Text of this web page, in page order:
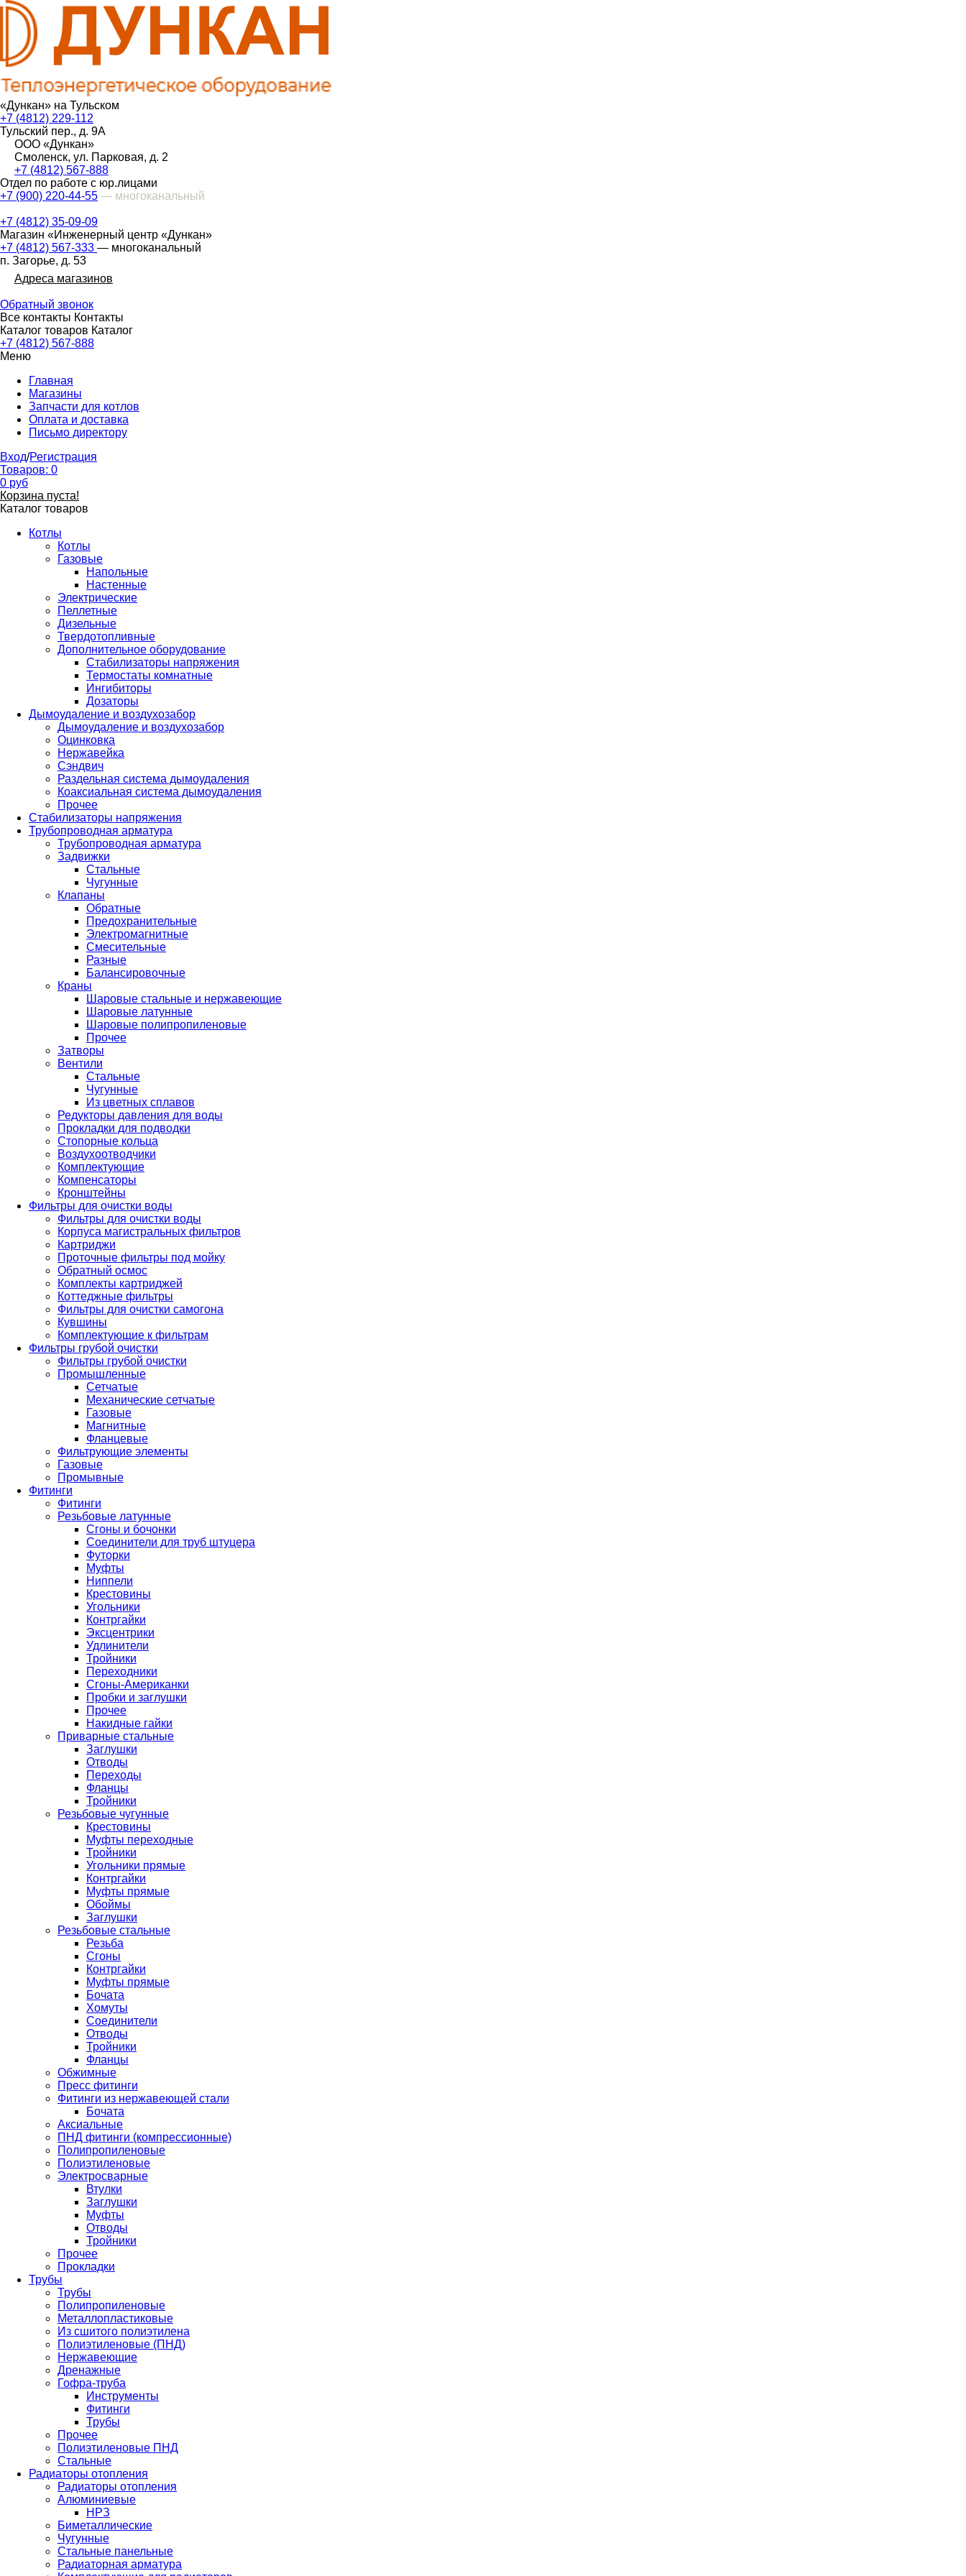
«Дункан» на Тульском
+7 (4812) 229-112
Тульский пер., д. 9А
ООО «Дункан»
Смоленск, ул. Парковая, д. 2
+7 (4812) 567-888
Отдел по работе с юр.лицами
+7 (900) 220-44-55 — многоканальный
+7 (4812) 35-09-09
Магазин «Инженерный центр «Дункан»
+7 (4812) 567-333 — многоканальный
п. Загорье, д. 53
Адреса магазинов
Обратный звонок
Все контакты Контакты
Каталог товаров Каталог
+7 (4812) 567-888
Меню
Главная
Магазины
Запчасти для котлов
Оплата и доставка
Письмо директору
Вход/Регистрация
Товаров: 0
0 руб
Корзина пуста!
Каталог товаров
Котлы
Котлы
Газовые
Напольные
Настенные
Электрические
Пеллетные
Дизельные
Твердотопливные
Дополнительное оборудование
Стабилизаторы напряжения
Термостаты комнатные
Ингибиторы
Дозаторы
Дымоудаление и воздухозабор
Дымоудаление и воздухозабор
Оцинковка
Нержавейка
Сэндвич
Раздельная система дымоудаления
Коаксиальная система дымоудаления
Прочее
Стабилизаторы напряжения
Трубопроводная арматура
Трубопроводная арматура
Задвижки
Стальные
Чугунные
Клапаны
Обратные
Предохранительные
Электромагнитные
Смесительные
Разные
Балансировочные
Краны
Шаровые стальные и нержавеющие
Шаровые латунные
Шаровые полипропиленовые
Прочее
Затворы
Вентили
Стальные
Чугунные
Из цветных сплавов
Редукторы давления для воды
Прокладки для подводки
Стопорные кольца
Воздухоотводчики
Комплектующие
Компенсаторы
Кронштейны
Фильтры для очистки воды
Фильтры для очистки воды
Корпуса магистральных фильтров
Картриджи
Проточные фильтры под мойку
Обратный осмос
Комплекты картриджей
Коттеджные фильтры
Фильтры для очистки самогона
Кувшины
Комплектующие к фильтрам
Фильтры грубой очистки
Фильтры грубой очистки
Промышленные
Сетчатые
Механические сетчатые
Газовые
Магнитные
Фланцевые
Фильтрующие элементы
Газовые
Промывные
Фитинги
Фитинги
Резьбовые латунные
Сгоны и бочонки
Соединители для труб штуцера
Футорки
Муфты
Ниппели
Крестовины
Угольники
Контргайки
Эксцентрики
Удлинители
Тройники
Переходники
Сгоны-Американки
Пробки и заглушки
Прочее
Накидные гайки
Приварные стальные
Заглушки
Отводы
Переходы
Фланцы
Тройники
Резьбовые чугунные
Крестовины
Муфты переходные
Тройники
Угольники прямые
Контргайки
Муфты прямые
Обоймы
Заглушки
Резьбовые стальные
Резьба
Сгоны
Контргайки
Муфты прямые
Бочата
Хомуты
Соединители
Отводы
Тройники
Фланцы
Обжимные
Пресс фитинги
Фитинги из нержавеющей стали
Бочата
Аксиальные
ПНД фитинги (компрессионные)
Полипропиленовые
Полиэтиленовые
Электросварные
Втулки
Заглушки
Муфты
Отводы
Тройники
Прочее
Прокладки
Трубы
Трубы
Полипропиленовые
Металлопластиковые
Из сшитого полиэтилена
Полиэтиленовые (ПНД)
Нержавеющие
Дренажные
Гофра-труба
Инструменты
Фитинги
Трубы
Прочее
Полиэтиленовые ПНД
Стальные
Радиаторы отопления
Радиаторы отопления
Алюминиевые
НРЗ
Биметаллические
Чугунные
Стальные панельные
Радиаторная арматура